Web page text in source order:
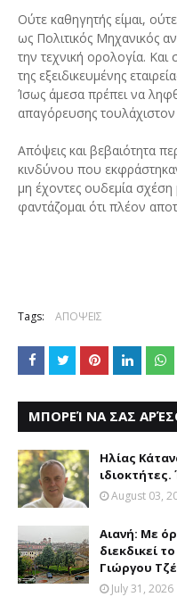
Ούτε καθηγητής είμαι,
ως Πολιτικός Μηχανικός
την τεχνική ορολογία.
της εξειδικευμένης
Ίσως άμεσα πρέπει να
απαγόρευσης
Απόψεις και βεβαιότητα
κινδύνου που
μη έχοντες ουδεμία σχέση
φαντάζομαι ότι πλέον
Tags: ΑΠΟΨΕΙΣ
ΜΠΟΡΕΊ ΝΑ ΣΑΣ
Ηλίας
August 03,
Αιανή: Με
διεκδικεί
Γιώργου
July 31, 2026